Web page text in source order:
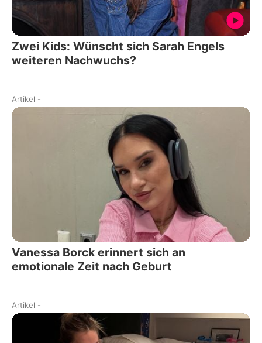
Zwei Kids: Wünscht sich Sarah Engels
weiteren Nachwuchs?
Artikel -
Vanessa Borck erinnert sich an
emotionale Zeit nach Geburt
Artikel -